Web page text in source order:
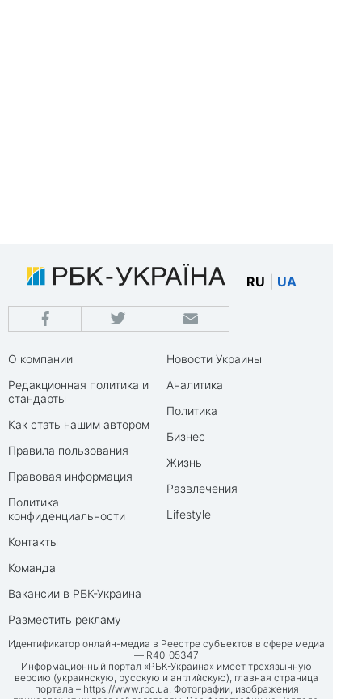
RU UA
О компании
Редакционная политика и
стандарты
Как стать нашим автором
Правила пользования
Правовая информация
Политика
конфиденциальности
Контакты
Команда
Вакансии в РБК-Украина
Разместить рекламу
Новости Украины
Аналитика
Политика
Бизнес
Жизнь
Развлечения
Lifestyle
Идентификатор онлайн-медиа в Реестре субъектов в сфере медиа
— R40-05347
Информационный портал «РБК-Украина» имеет трехязычную
версию (украинскую, русскую и английскую), главная страница
портала – https://www.rbc.ua . Фотографии, изображения